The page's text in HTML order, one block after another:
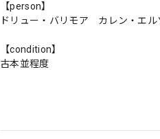
【person】
ドリュー・バリモア カレン・エ
【condition】
古本並程度